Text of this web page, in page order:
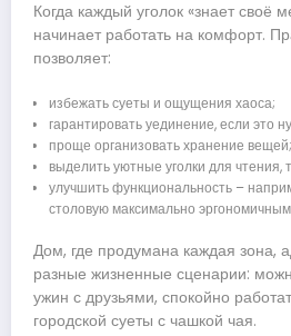
Когда каждый уголок «знает своё
начинает работать на комфорт.
позволяет:
избежать суеты и ощущения хаоса;
гарантировать уединение, если это
проще организовать хранение вещей;
выделить уютные уголки для чтения,
улучшить функциональность –
столовую максимально
Дом, где продумана каждая зона,
разные жизненные сценарии:
ужин с друзьями, спокойно
городской суеты с чашкой чая.